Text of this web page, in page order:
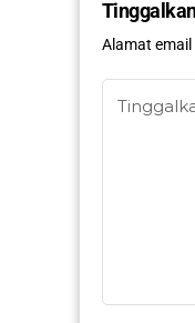
Alamat